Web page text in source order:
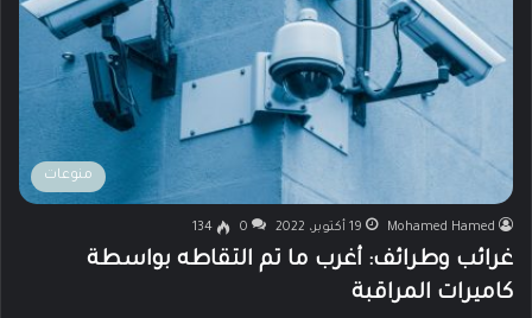
منوعات
Mohamed Hamed 19 أكتوبر، 2022 0
134
غرائب وطرائف: أغرب ما تم التقاطه بواسطة
كاميرات المراقبة